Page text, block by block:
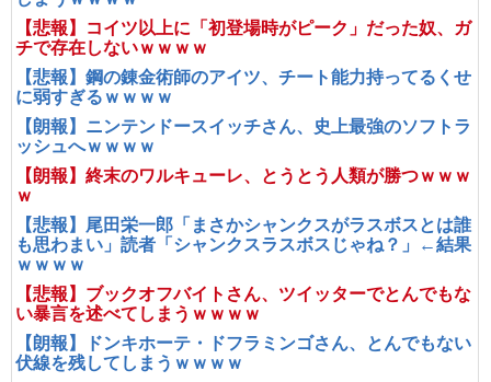
【悲報】コイツ以上に「初登場時がピーク」だった奴、ガ
チで存在しないｗｗｗｗ
【悲報】鋼の錬金術師のアイツ、チート能力持ってるくせ
に弱すぎるｗｗｗｗ
【朗報】ニンテンドースイッチさん、史上最強のソフトラ
ッシュへｗｗｗｗ
【朗報】終末のワルキューレ、とうとう人類が勝つｗｗｗ
ｗ
【悲報】尾田栄一郎「まさかシャンクスがラスボスとは誰
も思わまい」読者「シャンクスラスボスじゃね？」←結果
ｗｗｗｗ
【悲報】ブックオフバイトさん、ツイッターでとんでもな
い暴言を述べてしまうｗｗｗｗ
【朗報】ドンキホーテ・ドフラミンゴさん、とんでもない
伏線を残してしまうｗｗｗｗ